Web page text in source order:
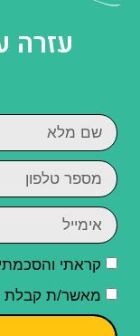
עזרה
קראתי
מאשר/ת קבלת